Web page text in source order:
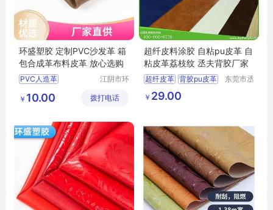
环盛塑胶 定制PVC沙发革 箱
包合成革布料皮革 放心选购
PVC人造革
软包包装材料皮革
礼品包装盒印花面料
江阴市环
限公司
￥ 10.00 拨打电话
超纤皮料涂胶 自粘pu皮革 自
粘皮革荔枝纹 丞夫背胶厂家
超纤皮革 背胶pu皮革
背胶自粘皮革
自粘pu皮革
东莞市丞
￥ 29.00